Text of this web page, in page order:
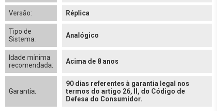
Versão: Réplica
Tipo de
Sistema:
Analógico
Idade mínima
recomendada:
Acima de 8 anos
Garantia:
90 dias referentes à garantia legal nos
termos do artigo 26, II, do Código de
Defesa do Consumidor.